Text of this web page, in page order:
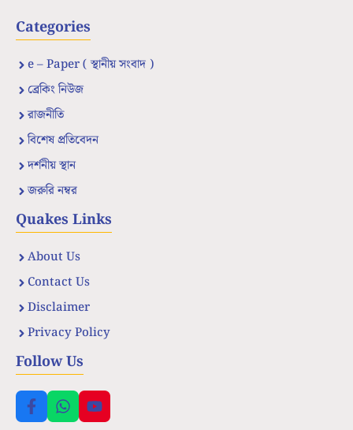
Categories
e – Paper ( স্থানীয় সংবাদ )
ব্রেকিং নিউজ
রাজনীতি
বিশেষ প্রতিবেদন
দর্শনীয় স্থান
জরুরি নম্বর
Quakes Links
About Us
Contact Us
Disclaimer
Privacy Policy
Follow Us